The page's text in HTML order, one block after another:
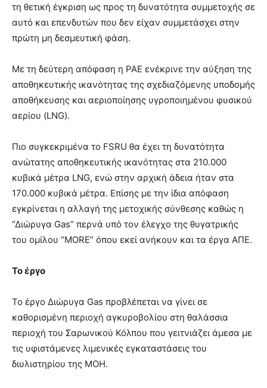
τη θετική έγκριση ως προς τη δυνατότητα συμμετοχής σε
αυτό και επενδυτών που δεν είχαν συμμετάσχει στην
πρώτη μη δεσμευτική φάση.
Με τη δεύτερη απόφαση η ΡΑΕ ενέκρινε την αύξηση της
αποθηκευτικής ικανότητας της σχεδιαζόμενης υποδομής
αποθήκευσης και αεριοποίησης υγροποιημένου φυσικού
αερίου (LNG).
Πιο συγκεκριμένα το FSRU θα έχει τη δυνατότητα
ανώτατης αποθηκευτικής ικανότητας στα 210.000
κυβικά μέτρα LNG, ενώ στην αρχική άδεια ήταν στα
170.000 κυβικά μέτρα. Επίσης με την ίδια απόφαση
εγκρίνεται η αλλαγή της μετοχικής σύνθεσης καθώς η
“Διώρυγα Gas” περνά υπό τον έλεγχο της θυγατρικής
του ομίλου “MORE” όπου εκεί ανήκουν και τα έργα ΑΠΕ.
Το έργο
Το έργο Διώρυγα Gas προβλέπεται να γίνει σε
καθορισμένη περιοχή αγκυροβολίου στη θαλάσσια
περιοχή του Σαρωνικού Κόλπου που γειτνιάζει άμεσα με
τις υφιστάμενες λιμενικές εγκαταστάσεις του
διυλιστηρίου της ΜΟΗ.